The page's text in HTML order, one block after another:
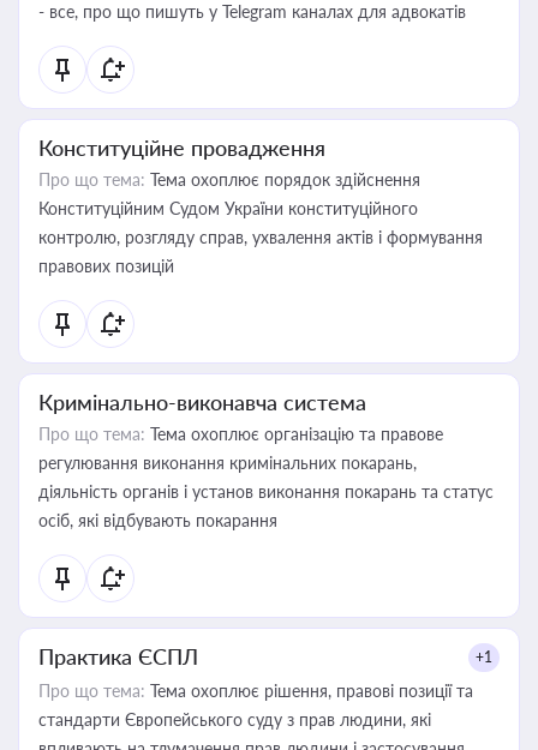
- все, про що пишуть у Telegram каналах для адвокатів
Конституційне провадження
Про що тема: Тема охоплює порядок здійснення
Конституційним Судом України конституційного
контролю, розгляду справ, ухвалення актів і формування
правових позицій
Кримінально-виконавча система
Про що тема: Тема охоплює організацію та правове
регулювання виконання кримінальних покарань,
діяльність органів і установ виконання покарань та статус
осіб, які відбувають покарання
Практика ЄСПЛ +1
Про що тема: Тема охоплює рішення, правові позиції та
стандарти Європейського суду з прав людини, які